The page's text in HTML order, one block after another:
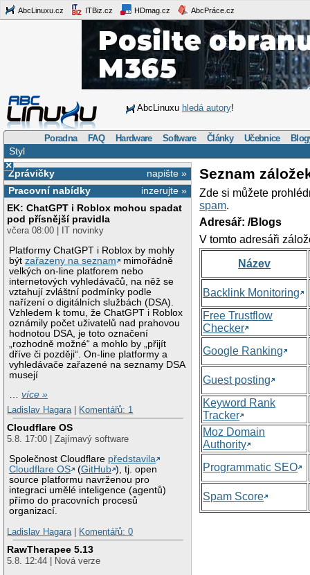
AbcLinuxu.cz ITBiz.cz HDmag.cz AbcPráce.cz
AbcLinuxu hledá autory!
Poradna FAQ Hardware Software Články Učebnice
Styl
×
napište »
Zprávičky
inzerujte »
Pracovní nabídky
EK: ChatGPT i Roblox mohou spadat
pod přísnější pravidla
včera 08:00 | IT novinky
Platformy ChatGPT i Roblox by mohly
býtzařazeny na seznam
mimořádně
velkých on-line platforem nebo
internetových vyhledávačů, na něž se
vztahují zvláštní podmínky podle
nařízení o digitálních službách (DSA).
Vzhledem k tomu, že ChatGPT i Roblox
oznámily počet uživatelů nad prahovou
hodnotou DSA, je toto označení
„rozhodně možné“ a mohlo by „přijít
dříve či později“. On-line platformy a
vyhledávače zařazené na seznamy DSA
musejí
…více »
Ladislav Hagara
Komentářů: 1
Cloudflare OS
5.8. 17:00 | Zajímavý software
Společnost Cloudflare představila
Cloudflare OS
(GitHub ), tj. open
source platformu navrženou pro
integraci umělé inteligence (agentů)
přímo do pracovních procesů
organizací.
Ladislav Hagara
Komentářů: 0
RawTherapee 5.13
5.8. 12:44 | Nová verze
Seznam
Zde si můžete
spam.
Adresář: /Blogs
V tomto adresáři
Název
Backlink Monitoring
Free Trustflow
Checker
Google Ranking
Guest posting
Keyword Rank
Tracker
Moz Domain
Authority
Programmatic SEO
Spam Score